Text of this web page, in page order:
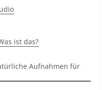
ist das?
Aufnahmen für